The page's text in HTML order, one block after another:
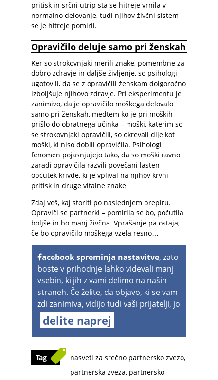
pritisk in srčni utrip sta se hitreje vrnila v
normalno delovanje, tudi njihov živčni sistem
se je hitreje pomiril.
Opravičilo deluje samo pri ženskah
Ker so strokovnjaki merili znake, pomembne za
dobro zdravje in daljše življenje, so psihologi
ugotovili, da se z opravičili ženskam dolgoročno
izboljšuje njihovo zdravje. Pri eksperimentu je
zanimivo, da je opravičilo moškega delovalo
samo pri ženskah, medtem ko je pri moških
prišlo do obratnega učinka – moški, katerim so
se strokovnjaki opravičili, so okrevali dlje kot
moški, ki niso dobili opravičila. Psihologi
fenomen pojasnjujejo tako, da so moški ravno
zaradi opravičila razvili povečani lasten
občutek krivde, ki je vplival na njihov krvni
pritisk in druge vitalne znake.
Zdaj veš, kaj storiti po naslednjem prepiru.
Opraviči se partnerki – pomirila se bo, počutila
boljše in bo manj živčna. Vprašanje pa ostaja,
če bo opravičilo moškega vzela resno…
acebook spreminja nastavitve, zato
boste v prihodnje lahko videvali manj
vsebin, ki jih z vami delimo na naših
straneh. Če želite, da objavo, ki se vam
zdi zanimiva, vidijo tudi vaši prijatelji, jo
delite naprej
Tag nasveti za srečno partnersko zvezo,
partnerska zveza, partnersko